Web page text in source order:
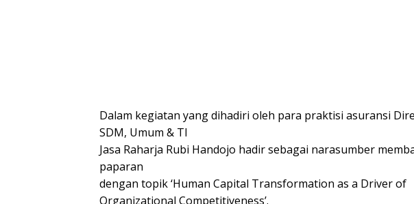
Dalam kegiatan yang dihadiri oleh para praktisi asuransi
SDM, Umum & TI
Jasa Raharja Rubi Handojo hadir sebagai narasumber
paparan
dengan topik ‘Human Capital Transformation as a Driver of
Organizational Competitiveness’.